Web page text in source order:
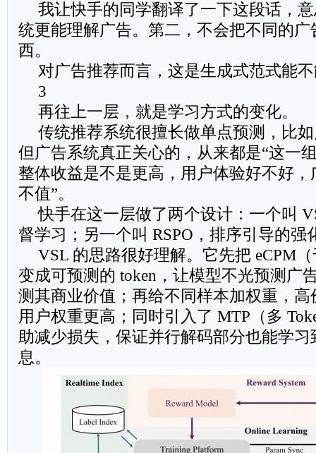
我让快手的同学翻译了一下这段话，
统更能理解广告。第二，不会把不同的
西。
对广告推荐而言，这是生成式范式能
3
再往上一层，就是学习方式的变化。
传统推荐系统很擅长做单点预测，比
但广告系统真正关心的，从来都是“这一
整体收益是不是更高，用户体验好不好
不值”。
快手在这一层做了两个设计：一个叫
督学习；另一个叫 RSPO，排序引导的强
VSL 的思路很好理解。它先把 eCPM
变成可预测的 token，让模型不光预测广
测其商业价值；再给不同样本加权重，
用户权重更高；同时引入了 MTP（多
助减少损失，保证并行解码部分也能学
息。